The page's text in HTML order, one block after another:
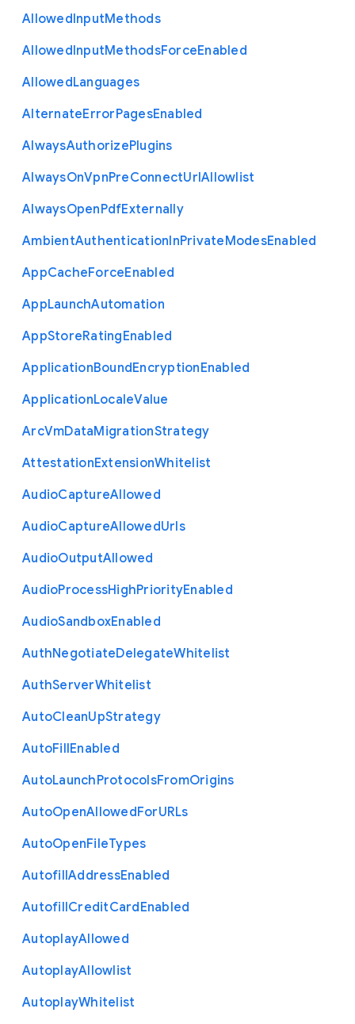
AllowedInputMethods
AllowedInputMethodsForceEnabled
AllowedLanguages
AlternateErrorPagesEnabled
AlwaysAuthorizePlugins
AlwaysOnVpnPreConnectUrlAllowlist
AlwaysOpenPdfExternally
AmbientAuthenticationInPrivateModesEnabled
AppCacheForceEnabled
AppLaunchAutomation
AppStoreRatingEnabled
ApplicationBoundEncryptionEnabled
ApplicationLocaleValue
ArcVmDataMigrationStrategy
AttestationExtensionWhitelist
AudioCaptureAllowed
AudioCaptureAllowedUrls
AudioOutputAllowed
AudioProcessHighPriorityEnabled
AudioSandboxEnabled
AuthNegotiateDelegateWhitelist
AuthServerWhitelist
AutoCleanUpStrategy
AutoFillEnabled
AutoLaunchProtocolsFromOrigins
AutoOpenAllowedForURLs
AutoOpenFileTypes
AutofillAddressEnabled
AutofillCreditCardEnabled
AutoplayAllowed
AutoplayAllowlist
AutoplayWhitelist